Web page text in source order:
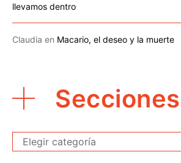
llevamos dentro
Claudia en Macario, el deseo y la muerte
Secciones
Secciones